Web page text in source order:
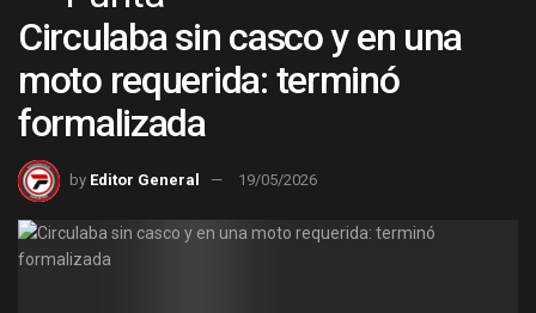
Circulaba sin casco y en una
moto requerida: terminó
formalizada
by Editor General 19/05/2026